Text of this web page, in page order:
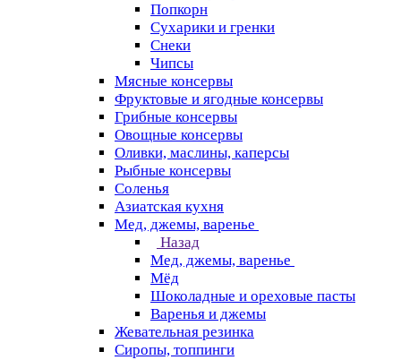
Попкорн
Сухарики и гренки
Снеки
Чипсы
Мясные консервы
Фруктовые и ягодные консервы
Грибные консервы
Овощные консервы
Оливки, маслины, каперсы
Рыбные консервы
Соленья
Азиатская кухня
Мед, джемы, варенье
Назад
Мед, джемы, варенье
Мёд
Шоколадные и ореховые пасты
Варенья и джемы
Жевательная резинка
Сиропы, топпинги